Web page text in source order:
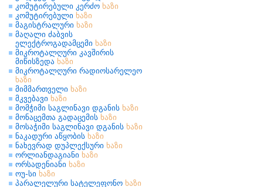
კომუტირებული კერძო ხაზი
კომუტირებული ხაზი
მაგისტრალური ხაზი
მაღალი ძაბვის
ელექტროგადამცემი ხაზი
მიკროტალღური კავშირის
მიწისზედა ხაზი
მიკროტალღური რადიოსარელეო
ხაზი
მიმმართველი ხაზი
მკვებავი ხაზი
მომჭიმი საგლინავი დგანის ხაზი
მონაცემთა გადაცემის ხაზი
მოსაჭიმი საგლინავი დგანის ხაზი
ნაკადური აწყობის ხაზი
ნახევრად დუპლექსური ხაზი
ორლიანდაგიანი ხაზი
ორსადენიანი ხაზი
ოუ-სი ხაზი
პარალელური სატელეფონო ხაზი